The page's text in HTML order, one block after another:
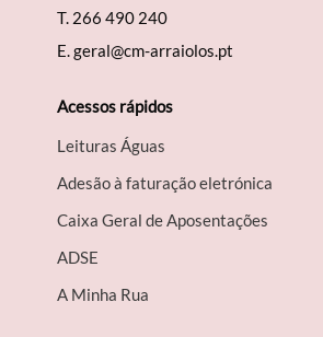
Filtros
T. 266 490 240
E.geral@cm-arraiolos.pt
Acessos rápidos
Leituras Águas
Adesão à faturação eletrónica
Caixa Geral de Aposentações
A​DSE
A Minha Rua